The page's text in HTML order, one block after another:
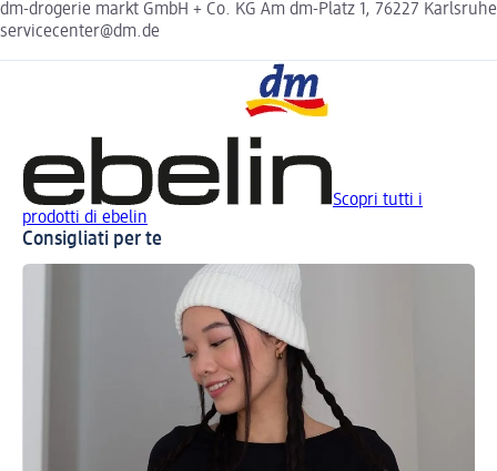
dm-drogerie markt GmbH + Co. KG Am dm-Platz 1, 76227 Karlsruhe
servicecenter@dm.de
Scopri tutti i
prodotti di ebelin
Consigliati per te